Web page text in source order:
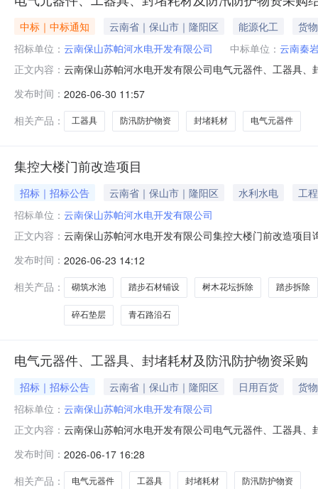
中标｜中标通知 云南省｜保山市｜隆阳区 能源化工
货物
招标单位： 云南保山苏帕河水电开发有限公司 中标单位： 云南秦
正文内容： 云南保山苏帕河水电开发有限公司电气元器件、工器具
元（含税）。第三成交候选人：云南强正电气工程有限
关系人对公示结果有异
发布时间： 2026-06-30 11:57
相关产品：
工器具 防汛防护物资 封堵耗材 电气元器件
集控大楼门前改造项目
招标｜招标公告 云南省｜保山市｜隆阳区 水利水电
工程
招标单位： 云南保山苏帕河水电开发有限公司
正文内容： 云南保山苏帕河水电开发有限公司集控大楼门前改造项
作。具体工作包括但不限于:铲除原有花台、树木、侧门
后增加16个停车位。（三）项目清单序号项目名
发布时间： 2026-06-23 14:12
相关产品：
砌筑水池 踏步石材铺设 树木花坛拆除 踏步拆除
碎石垫层 青石路沿石
电气元器件、工器具、封堵耗材及防汛防护物资采购
招标｜招标公告 云南省｜保山市｜隆阳区 日用百货
货物
招标单位： 云南保山苏帕河水电开发有限公司
正文内容： 云南保山苏帕河水电开发有限公司电气元器件、工器具
号单位数量备注1塑料胶管合成橡胶25mm米100象达电
发布时间： 2026-06-17 16:28
相关产品：
电气元器件 工器具 封堵耗材 防汛防护物资